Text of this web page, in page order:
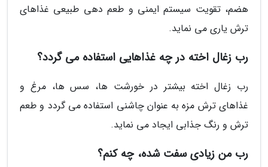
هضم، تقویت سیستم ایمنی و طعم دهی طبیعی غذاهای
ترش یاری می نماید.
رب زغال اخته در چه غذاهایی استفاده می گردد؟
رب زغال اخته بیشتر در خورشت ها، سس ها، مرغ و
غذاهای ترش مزه به عنوان چاشنی استفاده می گردد و طعم
ترش و رنگ جذابی ایجاد می نماید.
رب من زیادی سفت شده، چه کنم؟